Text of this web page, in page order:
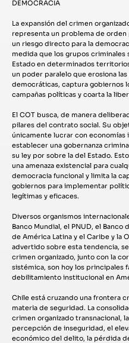
DEMOCRACIA
La expansión del crimen
representa un problema de orden
un riesgo directo para la
medida que los grupos criminales
Estado en determinados
un poder paralelo que erosiona las
democráticas, captura gobiernos
campañas políticas y coarta la
El COT busca, de manera
pilares del contrato social. Su
únicamente lucrar con economías
establecer una gobernanza
su ley por sobre la del Estado.
una amenaza existencial para
democracia funcional y limita la
gobiernos para implementar
legítimas y eficaces.
Diversos organismos
Banco Mundial, el PNUD, el Banco
de América Latina y el Caribe y la
advertido sobre esta tendencia,
crimen organizado, junto con la
sistémica, son hoy los principales
debilitamiento institucional en
Chile está cruzando una frontera
materia de seguridad. La
crimen organizado transnacional,
percepción de inseguridad, el
económico del delito, la pérdida